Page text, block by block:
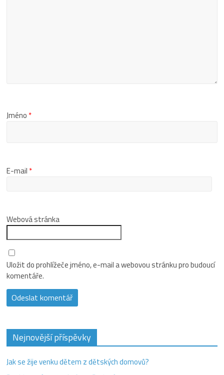
Jméno *
E-mail *
Webová stránka
Uložit do prohlížeče jméno, e-mail a webovou stránku pro budoucí
komentáře.
Nejnovější příspěvky
Jak se žije venku dětem z dětských domovů?